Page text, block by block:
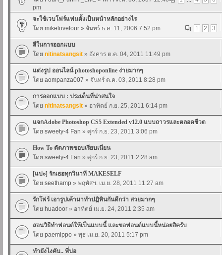
pm
จะใช้เวบโฟร์แฟนตั้งเป็นหน้าหลักอย่างไร
1
2 3
โดย mikelovefour » จันทร์ ธ.ค. 11, 2006 7:52 pm
สีในการออกแบบ
โดย nitinatsangsit » อังคาร ต.ค. 04, 2011 11:49 pm
แต่งรูป ออนไลน์ photoshoponline ง่ายมากๆ
โดย aompanza007 » จันทร์ ต.ค. 03, 2011 8:28 pm
การออกแบบ : ประเด็นที่น่าสนใจ
โดย nitinatsangsit » อาทิตย์ ก.ย. 25, 2011 6:14 pm
แจกAdobe Photoshop CS5 Extended v12.0 แบบถาวรและตลอดชีวต
โดย sweety-4 Fan » ศุกร์ ก.ย. 23, 2011 3:06 pm
How To ตัดภาพขอบเรียบเนียน
โดย sweety-4 Fan » ศุกร์ ก.ย. 23, 2011 2:28 am
[แปะ] รักเธอทุกวินาที MAKESELF
โดย seethamp » พฤหัสฯ. เม.ย. 28, 2011 11:27 am
รักโฟร์ เอารูปเค้ามาทำปฏิทินกันดีกว่า สวยมากๆ
โดย huadoor » อาทิตย์ เม.ย. 24, 2011 2:35 am
สอนวิธีทำฟอนต์ให้เป็นแบบนี้ และขอฟอนต์แบบนี้หน่อยสิครับ
โดย paemippo » พุธ เม.ย. 20, 2011 5:17 pm
ทำยังไงคับ.. พี่ปอ